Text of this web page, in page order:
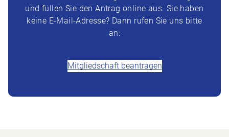
und füllen Sie den Antrag online aus. Sie haben
keine E-Mail-Adresse? Dann rufen Sie uns bitte
an:
Mitgliedschaft beantragen